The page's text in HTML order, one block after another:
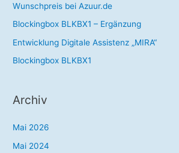
n
a
c
h
Wunschpreis bei Azuur.de
Blockingbox BLKBX1 – Ergänzung
Entwicklung Digitale Assistenz „MIRA“
Blockingbox BLKBX1
Archiv
Mai 2026
Mai 2024